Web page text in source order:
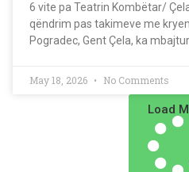
6 vite pa Teatrin Kombëtar/
qëndrim pas takimeve me
Pogradec, Gent Çela, ka
May 18, 2026 No Comments
Load